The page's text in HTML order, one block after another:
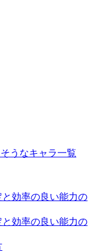
うなキャラ一覧
効率の良い能力の
効率の良い能力の